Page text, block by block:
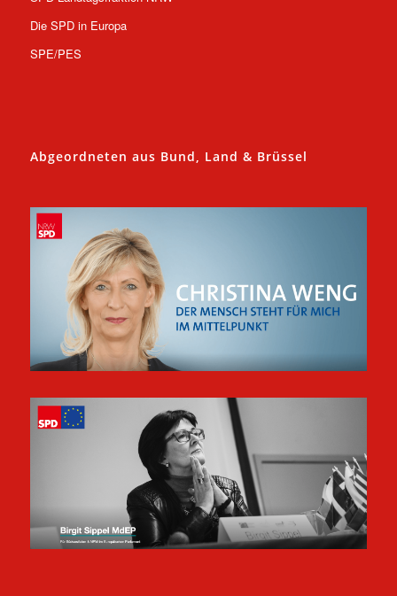
Die SPD in Europa
SPE/PES
Abgeordneten aus Bund, Land & Brüssel